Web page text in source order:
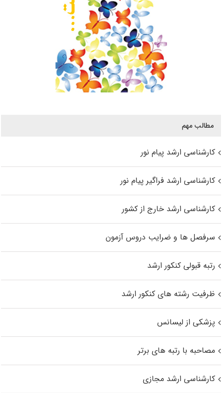
مطالب مهم
کارشناسی ارشد پیام نور
کارشناسی ارشد فراگیر پیام نور
کارشناسی ارشد خارج از کشور
سرفصل ها و ضرایب دروس آزمون
رتبه قبولی کنکور ارشد
ظرفیت رشته های کنکور ارشد
پزشکی از لیسانس
مصاحبه با رتبه های برتر
کارشناسی ارشد مجازی